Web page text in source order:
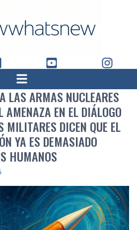
LAS ARMAS NUCLEARES
EN EL DIÁLOGO
DICEN QUE EL
YA ES DEMASIADO
HUMANOS